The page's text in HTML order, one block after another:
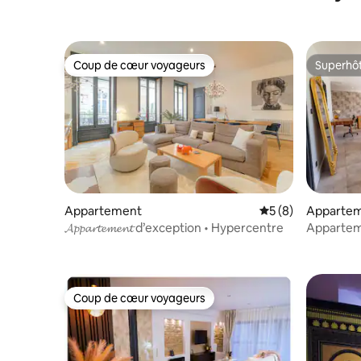
Coup de cœur voyageurs
Coup de cœur voyageurs
Appartement Évaluation
5 (8)
𝓐𝓹𝓹𝓪𝓻𝓽𝓮𝓶𝓮𝓷𝓽 d’exception • Hypercentre
Coup de cœur voyageurs
Coup de cœur voyageurs